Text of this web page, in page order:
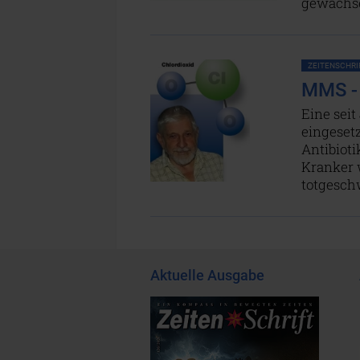
MMS
Eine
Kranker
Aktuelle Ausgabe